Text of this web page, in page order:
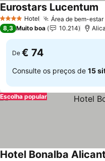
4 EstrelasHotel Área de bem-
Eurostars Lucentum
8,3 Muito boa 10.214
De € 74
Consulte os preços de 15
Escolha popular
Hotel Bonalba